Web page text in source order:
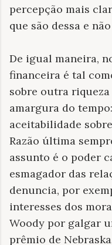
percepção mais
que são dessa e
De igual maneira,
financeira é tal
sobre outra
amargura do
aceitabilidade
Razão última
assunto é o poder
esmagador das
denuncia, por
interesses dos
Woody por galgar
prêmio de